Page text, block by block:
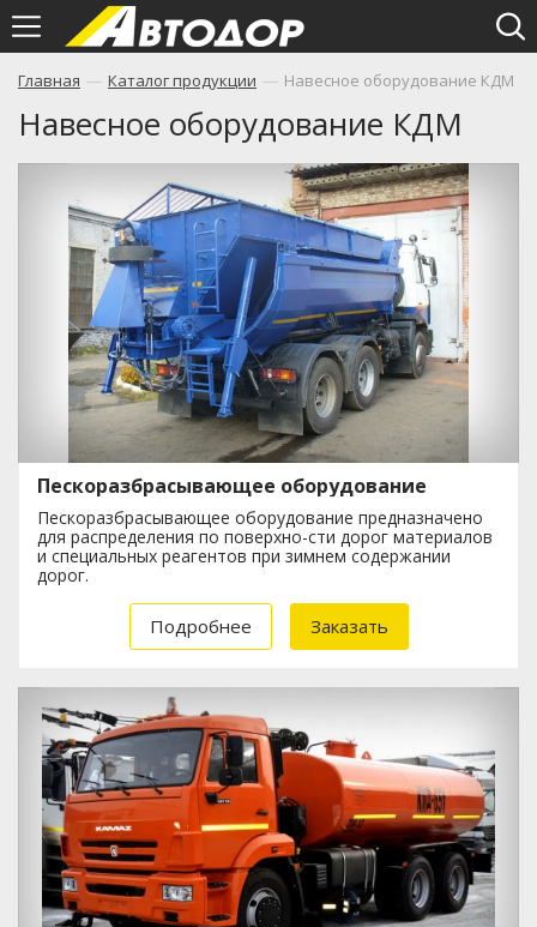
Главная — Каталог продукции — Навесное оборудование КДМ
Навесное оборудование КДМ
Пескоразбрасывающее оборудование
Пескоразбрасывающее оборудование предназначено
для распределения по поверхно-сти дорог материалов
и специальных реагентов при зимнем содержании
дорог.
Подробнее Заказать